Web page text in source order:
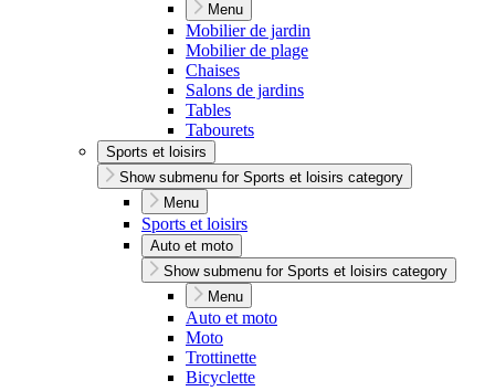
Menu
Mobilier de jardin
Mobilier de plage
Chaises
Salons de jardins
Tables
Tabourets
Sports et loisirs
Show submenu for Sports et loisirs category
Menu
Sports et loisirs
Auto et moto
Show submenu for Sports et loisirs category
Menu
Auto et moto
Moto
Trottinette
Bicyclette